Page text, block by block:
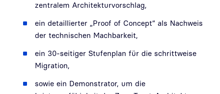
zentralem Architekturvorschlag,
ein detaillierter „Proof of Concept“ als Nachweis
der technischen Machbarkeit,
ein 30-seitiger Stufenplan für die schrittweise
Migration,
sowie ein Demonstrator, um die